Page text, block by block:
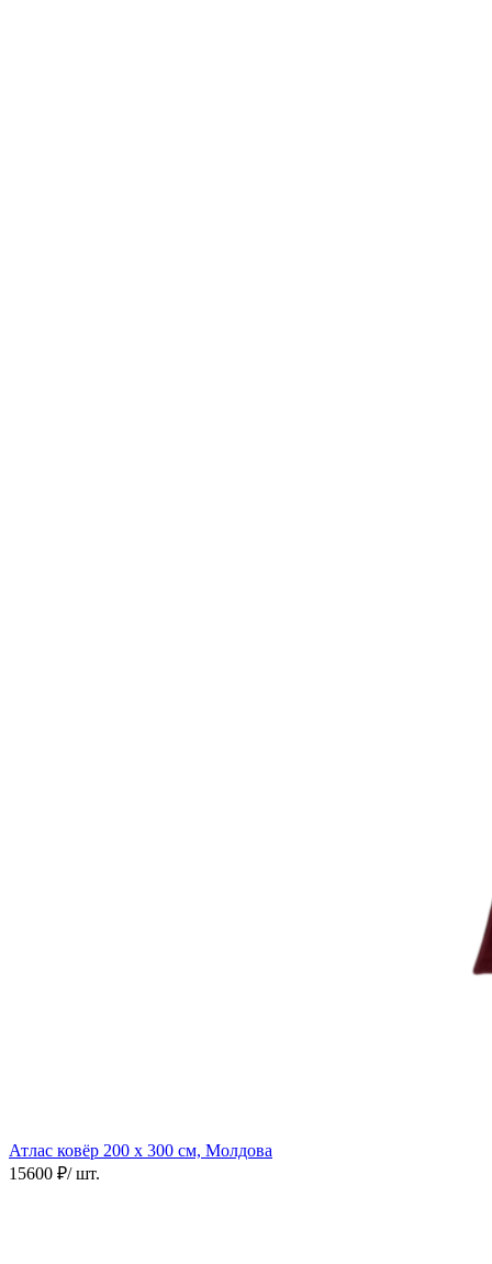
Атлас ковёр 200 х 300 см, Молдова
15600 ₽/ шт.